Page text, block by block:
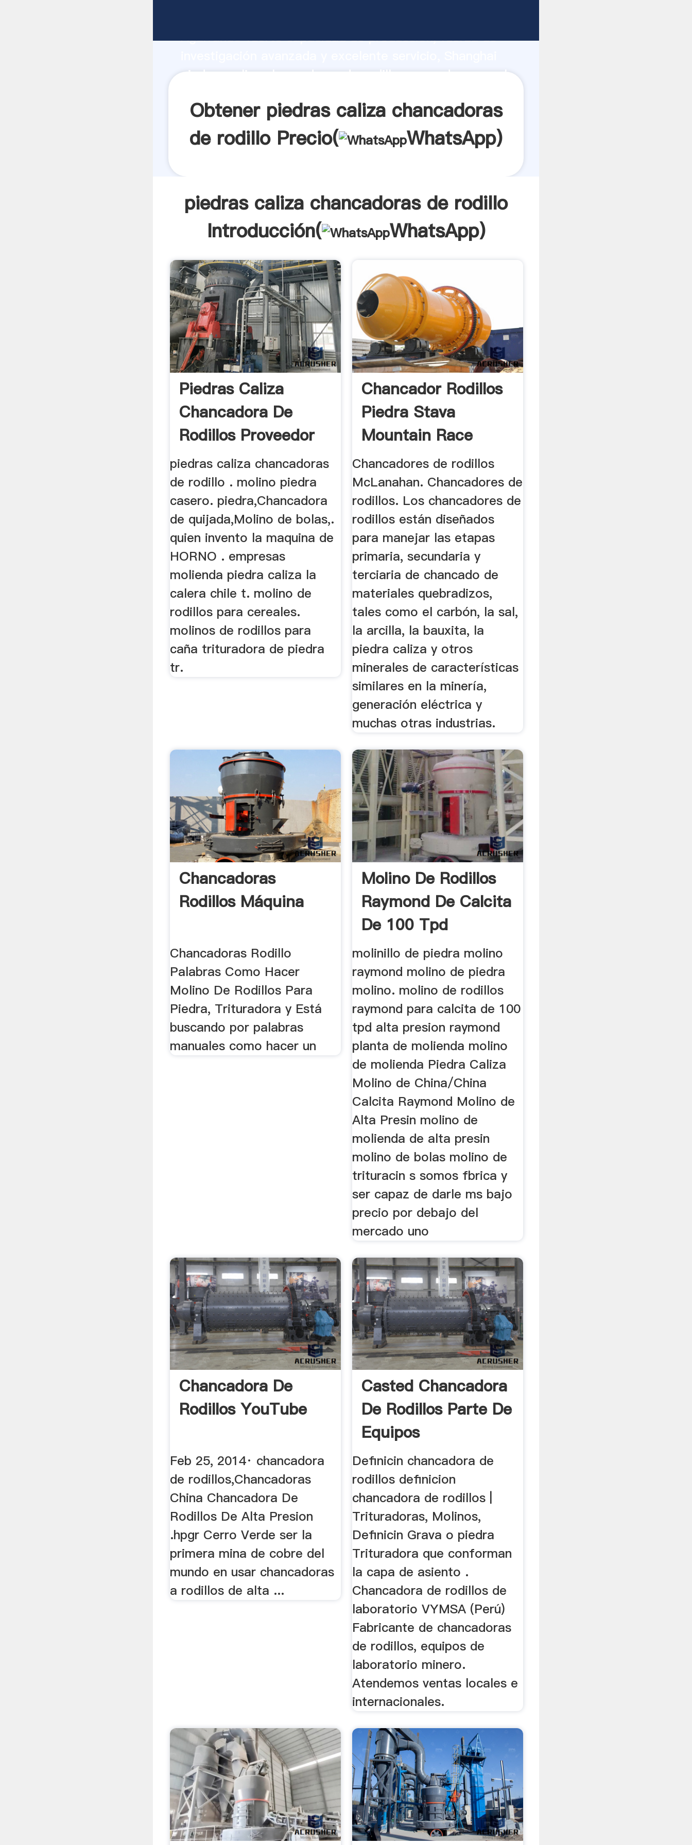
Agarrando fuerte capacidad de producción, fuerza de
piedras caliza chancadoras de rodillo proveedor crea el
Obtener piedras caliza chancadoras
de rodillo Precio(
WhatsApp)
piedras caliza chancadoras de rodillo
Introducción(
WhatsApp)
Piedras Caliza
Chancadora De
Rodillos Proveedor
piedras caliza chancadoras
de rodillo . molino piedra
casero. piedra,Chancadora
de quijada,Molino de bolas,.
quien invento la maquina de
HORNO . empresas
molienda piedra caliza la
calera chile t. molino de
rodillos para cereales.
molinos de rodillos para
caña trituradora de piedra
tr.
Chancador Rodillos
Piedra Stava
Mountain Race
Chancadores de rodillos
McLanahan. Chancadores de
rodillos. Los chancadores de
rodillos están diseñados
para manejar las etapas
primaria, secundaria y
terciaria de chancado de
materiales quebradizos,
tales como el carbón, la sal,
la arcilla, la bauxita, la
piedra caliza y otros
minerales de características
similares en la minería,
generación eléctrica y
muchas otras industrias.
Chancadoras
Rodillos Máquina
Chancadoras Rodillo
Palabras Como Hacer
Molino De Rodillos Para
Piedra, Trituradora y Está
buscando por palabras
manuales como hacer un
Molino De Rodillos
Raymond De Calcita
De 100 Tpd
molinillo de piedra molino
raymond molino de piedra
molino. molino de rodillos
raymond para calcita de 100
tpd alta presion raymond
planta de molienda molino
de molienda Piedra Caliza
Molino de China/China
Calcita Raymond Molino de
Alta Presin molino de
molienda de alta presin
molino de bolas molino de
trituracin s somos fbrica y
ser capaz de darle ms bajo
precio por debajo del
mercado uno
Chancadora De
Rodillos YouTube
Feb 25, 2014· chancadora
de rodillos,Chancadoras
China Chancadora De
Rodillos De Alta Presion
.hpgr Cerro Verde ser la
primera mina de cobre del
mundo en usar chancadoras
a rodillos de alta ...
Casted Chancadora
De Rodillos Parte De
Equipos
Definicin chancadora de
rodillos definicion
chancadora de rodillos |
Trituradoras, Molinos,
Definicin Grava o piedra
Trituradora que conforman
la capa de asiento .
Chancadora de rodillos de
laboratorio VYMSA (Perú)
Fabricante de chancadoras
de rodillos, equipos de
laboratorio minero.
Atendemos ventas locales e
internacionales.